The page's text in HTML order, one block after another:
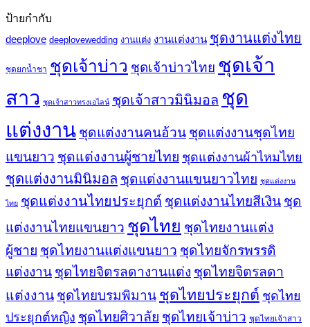
ป้ายกำกับ
deeplove deeplovewedding งานแต่ง งานแต่งงาน ชุดงานแต่งไทย
ชุดยกน้ำชา ชุดเจ้าบ่าว ชุดเจ้าบ่าวไทย ชุดเจ้า
สาว ชุดเจ้าสาวทรงเอไลน์ ชุดเจ้าสาวมินิมอล ชุด
แต่งงาน ชุดแต่งงานคนอ้วน ชุดแต่งงานชุดไทย
แขนยาว ชุดแต่งงานผู้ชายไทย ชุดแต่งงานผ้าไหมไทย
ชุดแต่งงานมินิมอล ชุดแต่งงานแขนยาวไทย ชุดแต่งงาน
ไทย ชุดแต่งงานไทยประยุกต์ ชุดแต่งงานไทยสีเงิน ชุด
แต่งงานไทยแขนยาว ชุดไทย ชุดไทยงานแต่ง
ผู้ชาย ชุดไทยงานแต่งแขนยาว ชุดไทยจักรพรรดิ
แต่งงาน ชุดไทยจิตรลดางานแต่ง ชุดไทยจิตรลดา
แต่งงาน ชุดไทยบรมพิมาน ชุดไทยประยุกต์ ชุดไทย
ประยุกต์หญิง ชุดไทยศิวาลัย ชุดไทยเจ้าบ่าว ชุดไทยเจ้าสาว